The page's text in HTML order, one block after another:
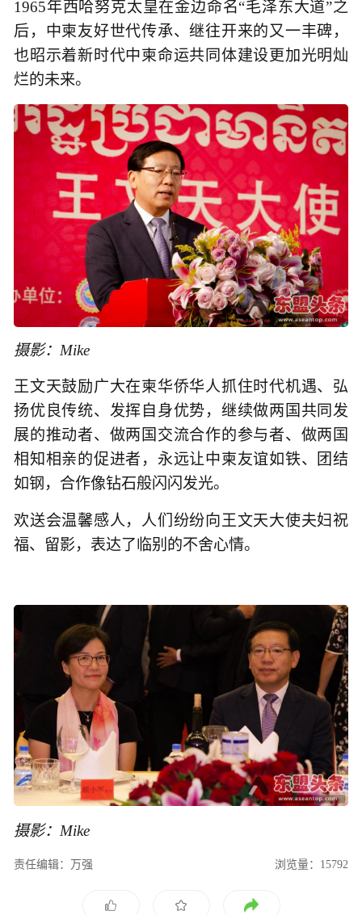
1965年西哈努克太皇在金边命名“毛泽东大道”之
后，中柬友好世代传承、继往开来的又一丰碑，
也昭示着新时代中柬命运共同体建设更加光明灿
烂的未来。
摄影：Mike
王文天鼓励广大在柬华侨华人抓住时代机遇、弘
扬优良传统、发挥自身优势，继续做两国共同发
展的推动者、做两国交流合作的参与者、做两国
相知相亲的促进者，永远让中柬友谊如铁、团结
如钢，合作像钻石般闪闪发光。
欢送会温馨感人，人们纷纷向王文天大使夫妇祝
福、留影，表达了临别的不舍心情。
摄影：Mike
责任编辑：万强 浏览量：15792